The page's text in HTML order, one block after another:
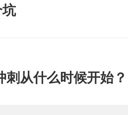
从什么时候开始？